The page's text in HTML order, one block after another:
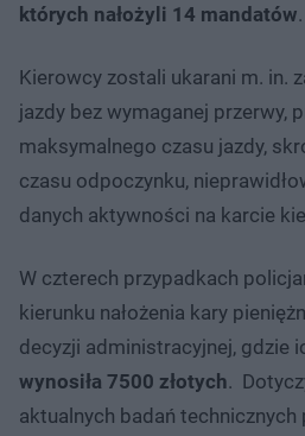
których nałożyli 14 mandatów.
Kierowcy zostali ukarani m. in.
jazdy bez wymaganej przerwy,
maksymalnego czasu jazdy,
czasu odpoczynku,
danych aktywności na karcie
W czterech przypadkach
kierunku nałożenia kary
decyzji administracyjnej, gdzie
wynosiła 7500 złotych.
aktualnych badań technicznych